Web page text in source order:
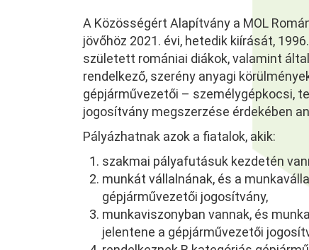
A Közösségért Alapítvány a MOL
jövőhöz 2021. évi, hetedik kiírását,
született romániai diákok, valamint
rendelkező, szerény anyagi
gépjárművezetői – személygépkocsi,
jogosítvány megszerzése érdekében
Pályázhatnak azok a fiatalok, akik:
szakmai pályafutásuk kezdetén
munkát vállalnának, és a
gépjárművezetői jogosítvány,
munkaviszonyban vannak, és
jelentene a gépjárművezetői